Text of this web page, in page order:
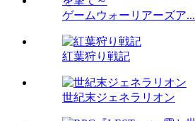
ゲームウォーリアーズア...
紅葉狩り戦記
世紀末ジェネラリオン